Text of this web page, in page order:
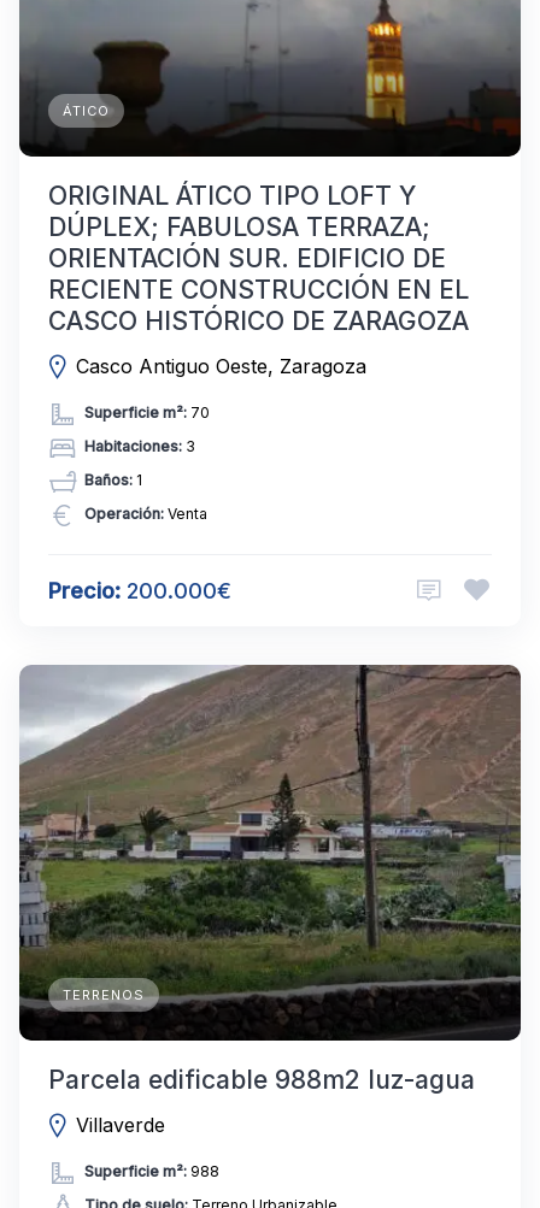
ÁTICO
ORIGINAL ÁTICO TIPO LOFT Y
DÚPLEX; FABULOSA TERRAZA;
ORIENTACIÓN SUR. EDIFICIO DE
RECIENTE CONSTRUCCIÓN EN EL
CASCO HISTÓRICO DE ZARAGOZA
Casco Antiguo Oeste, Zaragoza
Superficie m²: 70
Habitaciones: 3
Baños: 1
Operación: Venta
Precio: 200.000€
TERRENOS
Parcela edificable 988m2 luz-agua
Villaverde
Superficie m²: 988